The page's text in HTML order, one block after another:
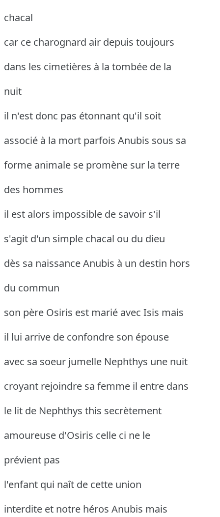
chacal
car ce charognard air depuis toujours
dans les cimetières à la tombée de la
nuit
il n'est donc pas étonnant qu'il soit
associé à la mort parfois Anubis sous sa
forme animale se promène sur la terre
des hommes
il est alors impossible de savoir s'il
s'agit d'un simple chacal ou du dieu
dès sa naissance Anubis à un destin hors
du commun
son père Osiris est marié avec Isis mais
il lui arrive de confondre son épouse
avec sa soeur jumelle Nephthys une nuit
croyant rejoindre sa femme il entre dans
le lit de Nephthys this secrètement
amoureuse d'Osiris celle ci ne le
prévient pas
l'enfant qui naît de cette union
interdite et notre héros Anubis mais